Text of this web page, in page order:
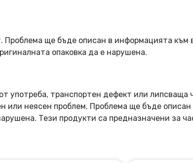
ще бъде описан в информацията към
опаковка да е нарушена.
употреба, транспортен дефект или липсваща
или неясен проблем. Проблема ще бъде
Тези продукти са предназначени за